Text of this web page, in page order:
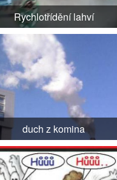
Rychlotřídění lahví
duch z komina